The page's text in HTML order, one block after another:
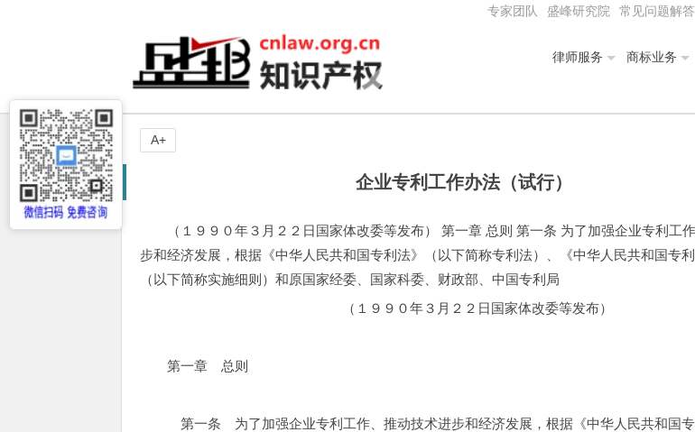
专家团队 盛峰研究院 常见问题解答
律师服务 商标业务
企业专利工作办法（试行）
（１９９０年３月２２日国家体改委等发布） 第一章 总则 第一条 为了加强企业专利工
步和经济发展，根据《中华人民共和国专利法》（以下简称专利法）、《中华人民共和国专利
（以下简称实施细则）和原国家经委、国家科委、财政部、中国专利局
（１９９０年３月２２日国家体改委等发布）
第一章 总则
第一条 为了加强企业专利工作、推动技术进步和经济发展，根据《中华人民共和国
A+